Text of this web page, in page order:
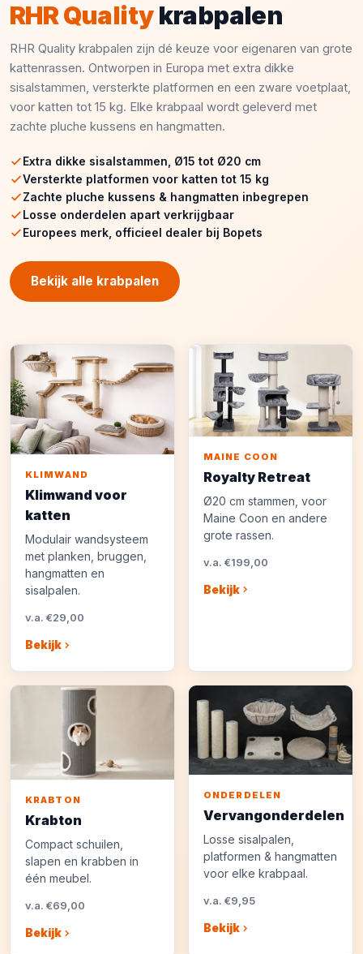
RHR Qualitykrabpalen
RHR Quality krabpalen zijn dé keuze voor eigenaren van grote
kattenrassen. Ontworpen in Europa met extra dikke
sisalstammen, versterkte platformen en een zware voetplaat,
voor katten tot 15 kg. Elke krabpaal wordt geleverd met
zachte pluche kussens en hangmatten.
Extra dikke sisalstammen, Ø15 tot Ø20 cm
Versterkte platformen voor katten tot 15 kg
Zachte pluche kussens & hangmatten inbegrepen
Losse onderdelen apart verkrijgbaar
Europees merk, officieel dealer bij Bopets
Bekijk alle krabpalen
KLIMWAND
Klimwand voor
katten
Modulair wandsysteem
met planken, bruggen,
hangmatten en
sisalpalen.
v.a. €29,00
Bekijk
MAINE COON
Royalty Retreat
Ø20 cm stammen, voor
Maine Coon en andere
grote rassen.
v.a. €199,00
Bekijk
KRABTON
Krabton
Compact schuilen,
slapen en krabben in
één meubel.
v.a. €69,00
Bekijk
ONDERDELEN
Vervangonderdelen
Losse sisalpalen,
platformen & hangmatten
voor elke krabpaal.
v.a. €9,95
Bekijk